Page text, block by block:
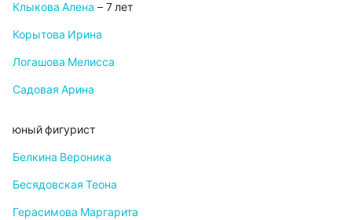
Клыкова Алена – 7 лет
Корытова Ирина
Логашова Мелисса
Садовая Арина
юный фигурист
Белкина Вероника
Бесядовская Теона
Герасимова Маргарита